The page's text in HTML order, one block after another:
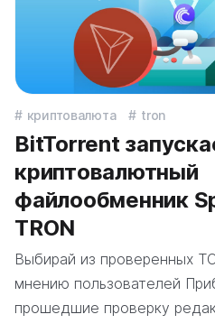
криптовалюта tron
BitTorrent
криптовалютный
файлообменник
TRON
Выбирай из проверенных
мнению пользователей
прошедшие проверку